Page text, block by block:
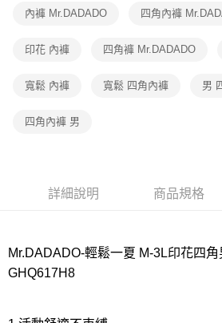
每筆NT$80，滿NT$1,000(含以上)免運費
每筆NT$80，滿NT$1,000(含以上)免運費
宅配
付款後門市自取
內褲 Mr.DADADO 四角內褲
印花 內褲 四角褲 Mr.DADADO
寬鬆 內褲 寬鬆 四角內褲 男
四角內褲 男
詳細說明 商品規格
Mr.DADADO-輕鬆一夏 M-3L印花四
GHQ617H8